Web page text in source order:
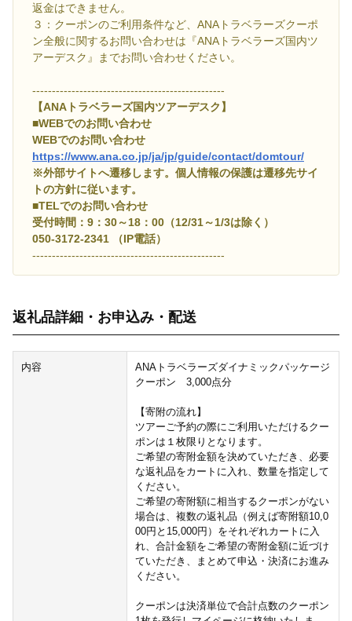
返金はできません。
３：クーポンのご利用条件など、ANAトラベラーズクーポ
ン全般に関するお問い合わせは『ANAトラベラーズ国内ツ
アーデスク』までお問い合わせください。
-------------------------------------------------
【ANAトラベラーズ国内ツアーデスク】
■WEBでのお問い合わせ
WEBでのお問い合わせ
https://www.ana.co.jp/ja/jp/guide/contact/domtour/
※外部サイトへ遷移します。個人情報の保護は遷移先サイ
トの方針に従います。
■TELでのお問い合わせ
受付時間：9：30～18：00（12/31～1/3は除く）
050-3172-2341 （IP電話）
-------------------------------------------------
返礼品詳細・お申込み・配送
内容
ANAトラベラーズダイナミックパッケージ
クーポン 3,000点分
【寄附の流れ】
ツアーご予約の際にご利用いただけるクー
ポンは１枚限りとなります。
ご希望の寄附金額を決めていただき、必要
な返礼品をカートに入れ、数量を指定して
ください。
ご希望の寄附額に相当するクーポンがない
場合は、複数の返礼品（例えば寄附額10,0
00円と15,000円）をそれぞれカートに入
れ、合計金額をご希望の寄附金額に近づけ
ていただき、まとめて申込・決済にお進み
ください。
クーポンは決済単位で合計点数のクーポン